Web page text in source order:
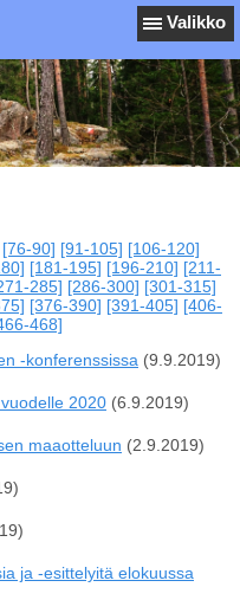
Valikko
[76-90] [91-105] [106-120]
[181-195] [196-210] [211-
285] [286-300] [301-315]
[376-390] [391-405] [406-
468]
-konferenssissa (9.9.2019)
2020 (6.9.2019)
maaotteluun (2.9.2019)
ja -esittelyitä elokuussa